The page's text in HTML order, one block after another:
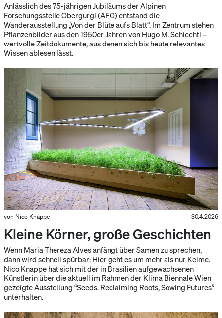
Anlässlich des 75-jährigen Jubiläums der Alpinen
Forschungsstelle Obergurgl (AFO) entstand die
Wanderausstellung „Von der Blüte aufs Blatt“. Im Zentrum stehen
Pflanzenbilder aus den 1950er Jahren von Hugo M. Schiechtl –
wertvolle Zeitdokumente, aus denen sich bis heute relevantes
Wissen ablesen lässt.
von Nico Knappe 30.4.2026
Kleine Körner, große Geschichten
Wenn Maria Thereza Alves anfängt über Samen zu sprechen,
dann wird schnell spürbar: Hier geht es um mehr als nur Keime.
Nico Knappe hat sich mit der in Brasilien aufgewachsenen
Künstlerin über die aktuell im Rahmen der Klima Biennale Wien
gezeigte Ausstellung “Seeds. Reclaiming Roots, Sowing Futures”
unterhalten.